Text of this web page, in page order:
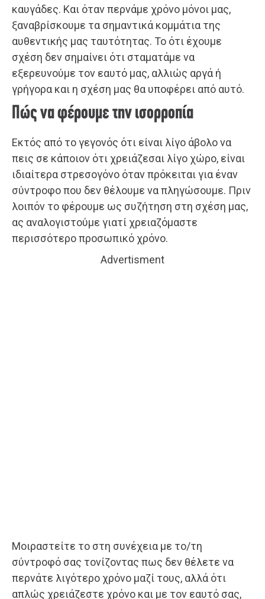
καυγάδες. Και όταν περνάμε χρόνο μόνοι μας,
ξαναβρίσκουμε τα σημαντικά κομμάτια της
αυθεντικής μας ταυτότητας. Το ότι έχουμε
σχέση δεν σημαίνει ότι σταματάμε να
εξερευνούμε τον εαυτό μας, αλλιώς αργά ή
γρήγορα και η σχέση μας θα υποφέρει από αυτό.
Πώς να φέρουμε την ισορροπία
Εκτός από το γεγονός ότι είναι λίγο άβολο να
πεις σε κάποιον ότι χρειάζεσαι λίγο χώρο, είναι
ιδιαίτερα στρεσογόνο όταν πρόκειται για έναν
σύντροφο που δεν θέλουμε να πληγώσουμε. Πριν
λοιπόν το φέρουμε ως συζήτηση στη σχέση μας,
ας αναλογιστούμε γιατί χρειαζόμαστε
περισσότερο προσωπικό χρόνο.
Advertisment
Μοιραστείτε το στη συνέχεια με το/τη
σύντροφό σας τονίζοντας πως δεν θέλετε να
περνάτε λιγότερο χρόνο μαζί τους, αλλά ότι
απλώς χρειάζεστε χρόνο και με τον εαυτό σας,